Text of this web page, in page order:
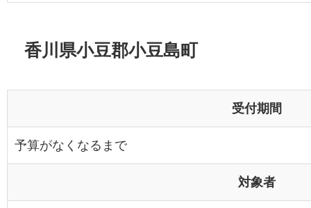
香川県小豆郡小豆島町
受付期間
予算がなくなるまで
対象者